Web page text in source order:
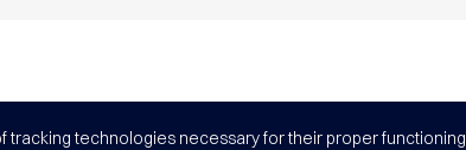
technologies necessary for their proper functioning.